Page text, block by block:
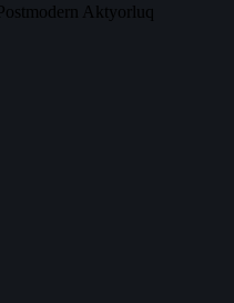
Aktyorluq